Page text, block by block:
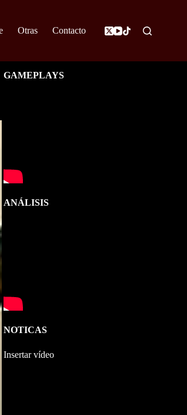
Otras Contacto
GAMEPLAYS
ANÁLISIS
NOTICAS
Insertar vídeo